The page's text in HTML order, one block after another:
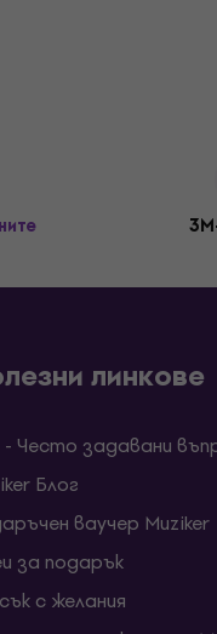
линкове
- Често задавани
Блог
ваучер Muziker
за подарък
с желания